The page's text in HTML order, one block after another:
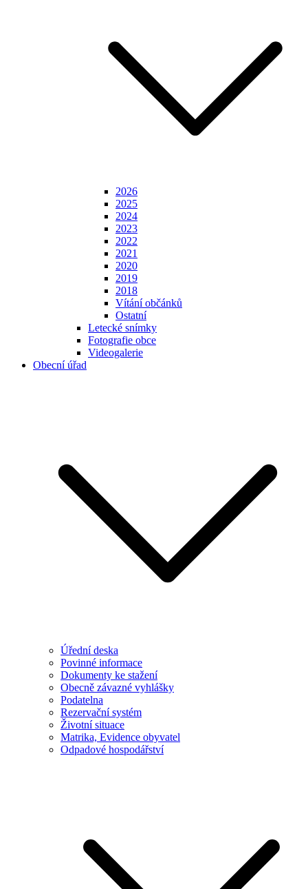
2026
2025
2024
2023
2022
2021
2020
2019
2018
Vítání občánků
Ostatní
Letecké snímky
Fotografie obce
Videogalerie
Obecní úřad
Úřední deska
Povinné informace
Dokumenty ke stažení
Obecně závazné vyhlášky
Podatelna
Rezervační systém
Životní situace
Matrika, Evidence obyvatel
Odpadové hospodářství